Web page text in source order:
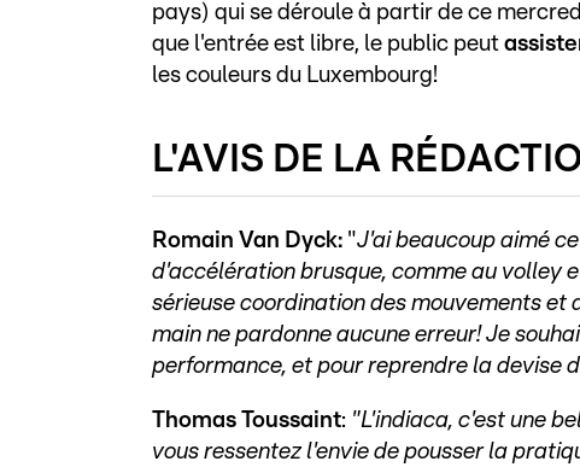
pays) qui se déroule à partir de ce
que l'entrée est libre, le public peut
les couleurs du Luxembourg!
L'AVIS DE LA
Romain Van Dyck: "J'ai beaucoup aimé
d'accélération brusque, comme au volley
sérieuse coordination des mouvements
main ne pardonne aucune erreur! Je
performance, et pour reprendre la devise
Thomas Toussaint: "L'indiaca, c'est une
vous ressentez l'envie de pousser la